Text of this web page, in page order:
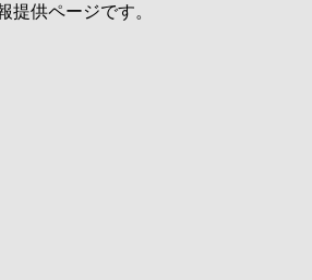
供ページです。